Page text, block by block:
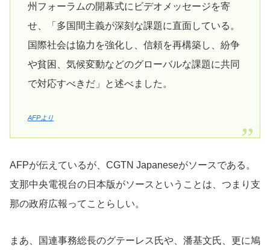
州フォーラムの開幕式にビデオメッセージを寄
せ、「多国間主義が深刻な課題に直面している。
国際社会は協力を強化し、信頼を再構築し、紛争
や貧困、気候変動などのグローバルな課題に共同
で対応すべきだ」と述べました。
AFPより
AFPが伝えているが、CGTN Japaneseがソースである。
支那中央電視台の日本版がソースということは、つまり支
那の政府広報ってことらしい。
まあ、国連事務総長のグテーレス氏や、潘基文氏、更に鳩